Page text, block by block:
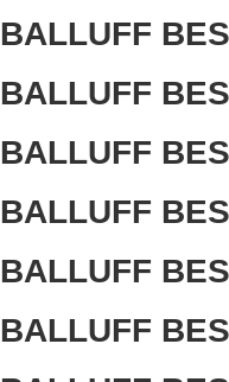
BALLUFF
BALLUFF
BALLUFF
BALLUFF
BALLUFF
BALLUFF